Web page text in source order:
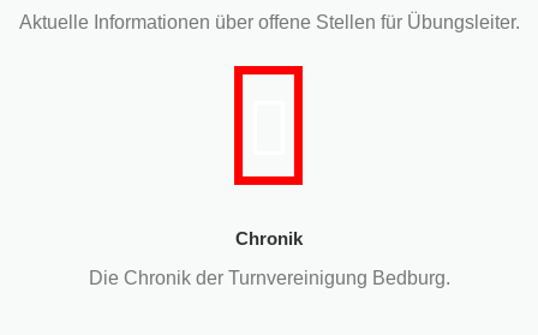
Aktuelle Informationen über offene Stellen für Übungsleiter.
Chronik
Die Chronik der Turnvereinigung Bedburg.